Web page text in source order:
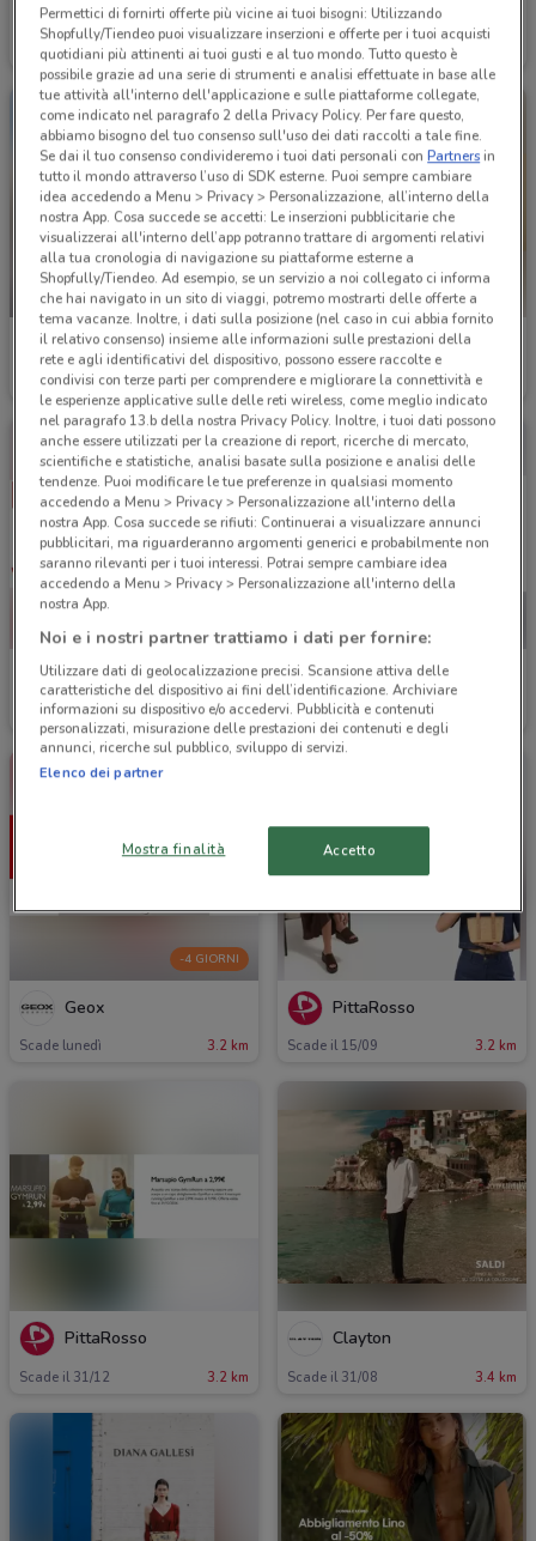
Atala
Scade il 31/12 2.8 km
Atala
Scade il 31/12
SCADE OGGI
PEPCO
Scade oggi 2.9 km
Upim
Scade il 31/08
Dorabella
Scade il 03/12 3.1 km
Camicissima
Scade il 31/08
-4 GIORNI
Geox
Scade lunedì 3.2 km
PittaRosso
Scade il 15/09 3.2 km
PittaRosso
Scade il 31/12 3.2 km
Clayton
Scade il 31/08 3.4 km
Permettici di fornirti offerte più vicine ai tuoi bisogni: Utilizzando
Shopfully/Tiendeo puoi visualizzare inserzioni e offerte per i tuoi acquisti
quotidiani più attinenti ai tuoi gusti e al tuo mondo. Tutto questo è
possibile grazie ad una serie di strumenti e analisi effettuate in base alle
tue attività all'interno dell'applicazione e sulle piattaforme collegate,
come indicato nel paragrafo 2 della Privacy Policy. Per fare questo,
abbiamo bisogno del tuo consenso sull'uso dei dati raccolti a tale fine.
Se dai il tuo consenso condivideremo i tuoi dati personali conPartnersin
tutto il mondo attraverso l’uso di SDK esterne. Puoi sempre cambiare
idea accedendo a Menu > Privacy > Personalizzazione, all’interno della
nostra App. Cosa succede se accetti: Le inserzioni pubblicitarie che
visualizzerai all'interno dell’app potranno trattare di argomenti relativi
alla tua cronologia di navigazione su piattaforme esterne a
Shopfully/Tiendeo. Ad esempio, se un servizio a noi collegato ci informa
che hai navigato in un sito di viaggi, potremo mostrarti delle offerte a
tema vacanze. Inoltre, i dati sulla posizione (nel caso in cui abbia fornito
il relativo consenso) insieme alle informazioni sulle prestazioni della
rete e agli identificativi del dispositivo, possono essere raccolte e
condivisi con terze parti per comprendere e migliorare la connettività e
le esperienze applicative sulle delle reti wireless, come meglio indicato
nel paragrafo 13.b della nostra Privacy Policy. Inoltre, i tuoi dati possono
anche essere utilizzati per la creazione di report, ricerche di mercato,
scientifiche e statistiche, analisi basate sulla posizione e analisi delle
tendenze. Puoi modificare le tue preferenze in qualsiasi momento
accedendo a Menu > Privacy > Personalizzazione all'interno della
nostra App. Cosa succede se rifiuti: Continuerai a visualizzare annunci
pubblicitari, ma riguarderanno argomenti generici e probabilmente non
saranno rilevanti per i tuoi interessi. Potrai sempre cambiare idea
accedendo a Menu > Privacy > Personalizzazione all'interno della
nostra App.
Noi e i nostri partner trattiamo i dati per fornire:
Utilizzare dati di geolocalizzazione precisi. Scansione attiva delle
caratteristiche del dispositivo ai fini dell’identificazione. Archiviare
informazioni su dispositivo e/o accedervi. Pubblicità e contenuti
personalizzati, misurazione delle prestazioni dei contenuti e degli
annunci, ricerche sul pubblico, sviluppo di servizi.
Elenco dei partner
Mostra finalità Accetto